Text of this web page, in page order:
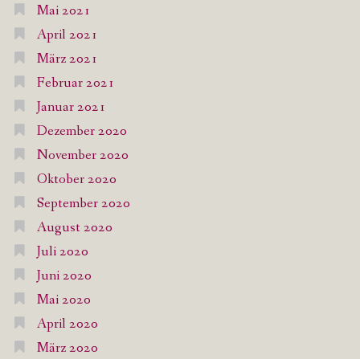
Mai 2021
April 2021
März 2021
Februar 2021
Januar 2021
Dezember 2020
November 2020
Oktober 2020
September 2020
August 2020
Juli 2020
Juni 2020
Mai 2020
April 2020
März 2020